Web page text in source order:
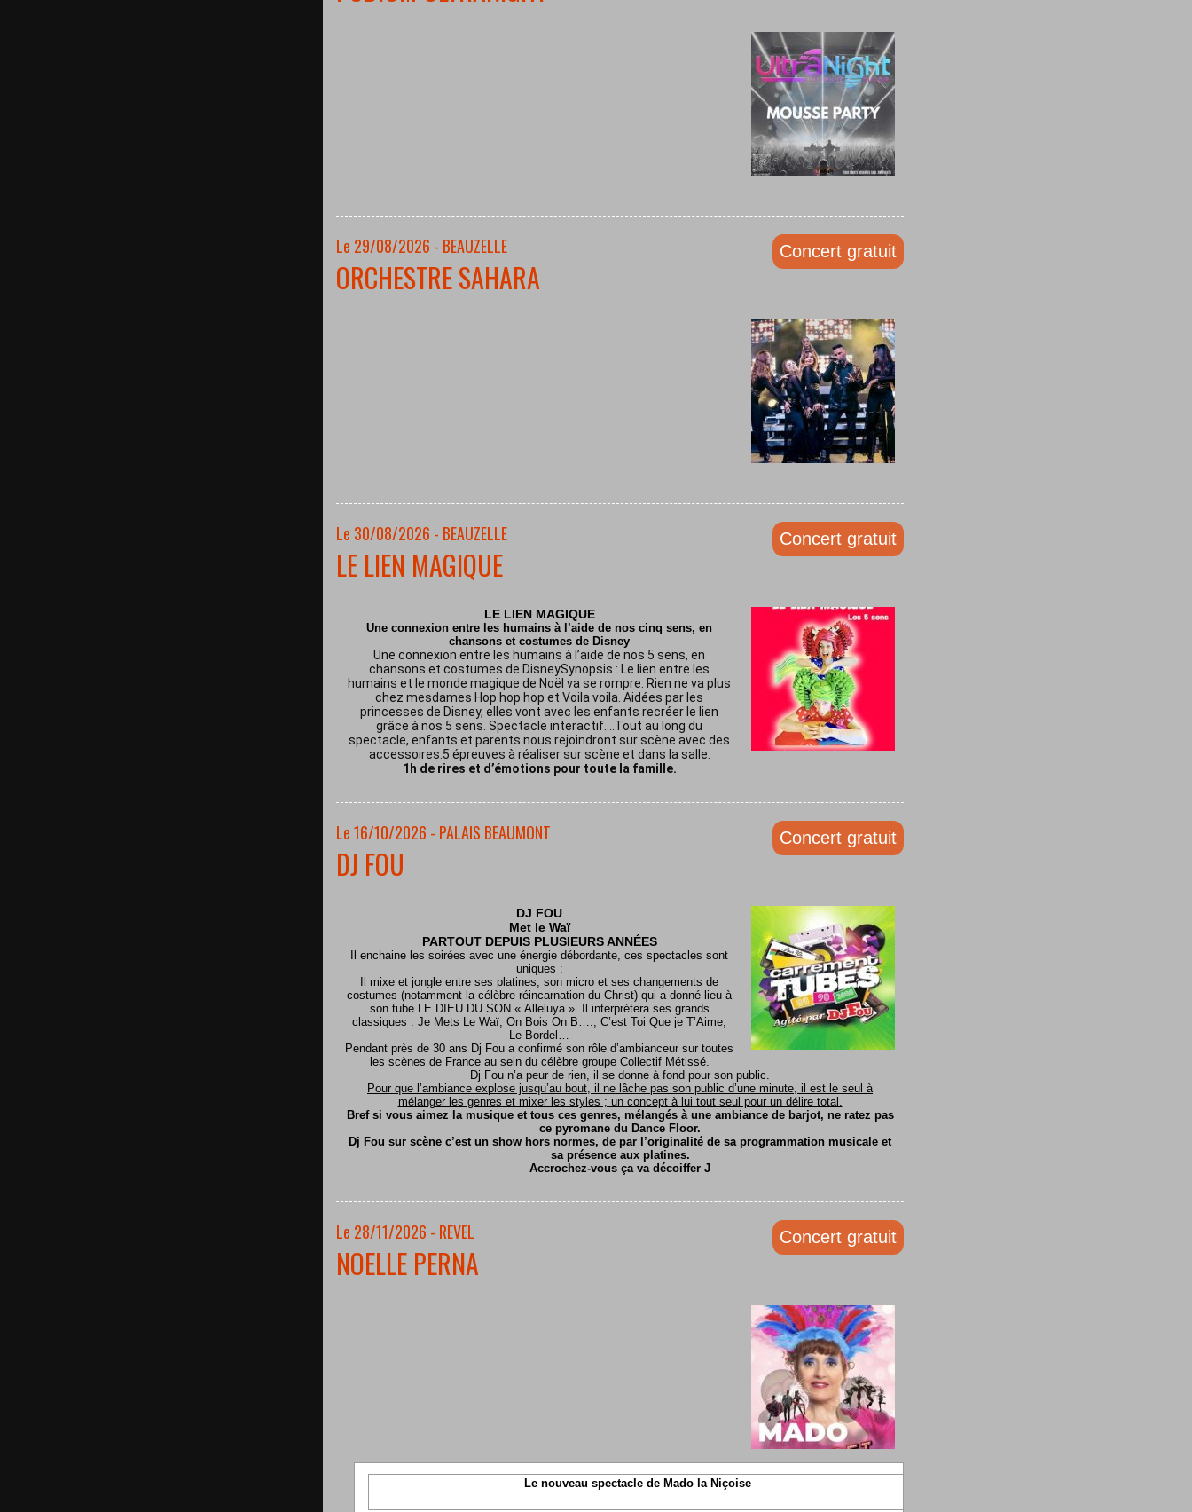
Le 29/08/2026 - BEAUZELLE
ORCHESTRE SAHARA
Concert gratuit
Le 30/08/2026 - BEAUZELLE
LE LIEN MAGIQUE
Concert gratuit
LE LIEN MAGIQUE
Une connexion entre les humains à l’aide de nos cinq sens, en
chansons et costumes de Disney
Une connexion entre les humains à l’aide de nos 5 sens, en
chansons et costumes de DisneySynopsis : Le lien entre les
humains et le monde magique de Noël va se rompre. Rien ne va plus
chez mesdames Hop hop hop et Voila voila. Aidées par les
princesses de Disney, elles vont avec les enfants recréer le lien
grâce à nos 5 sens. Spectacle interactif.…Tout au long du
spectacle, enfants et parents nous rejoindront sur scène avec des
accessoires.5 épreuves à réaliser sur scène et dans la salle.
1h de rires et d’émotions pour toute la famille.
Le 16/10/2026 - PALAIS BEAUMONT
DJ FOU
Concert gratuit
DJ FOU
Met le Waï
PARTOUT DEPUIS PLUSIEURS ANNÉES
Il enchaine les soirées avec une énergie débordante, ces spectacles sont
uniques :
Il mixe et jongle entre ses platines, son micro et ses changements de
costumes (notamment la célèbre réincarnation du Christ) qui a donné lieu à
son tube LE DIEU DU SON « Alleluya ». Il interprétera ses grands
classiques : Je Mets Le Waï, On Bois On B…., C’est Toi Que je T’Aime,
Le Bordel…
Pendant près de 30 ans Dj Fou a confirmé son rôle d’ambianceur sur toutes
les scènes de France au sein du célèbre groupe Collectif Métissé.
Dj Fou n’a peur de rien, il se donne à fond pour son public.
Pour que l’ambiance explose jusqu’au bout, il ne lâche pas son public d’une minute, il est le seul à
mélanger les genres et mixer les styles ; un concept à lui tout seul pour un délire total.
Bref si vous aimez la musique et tous ces genres, mélangés à une ambiance de barjot, ne ratez pas
ce pyromane du Dance Floor.
Dj Fou sur scène c’est un show hors normes, de par l’originalité de sa programmation musicale et
sa présence aux platines.
Accrochez-vous ça va décoiffer J
Le 28/11/2026 - REVEL
NOELLE PERNA
Concert gratuit
Le nouveau spectacle de Mado la Niçoise